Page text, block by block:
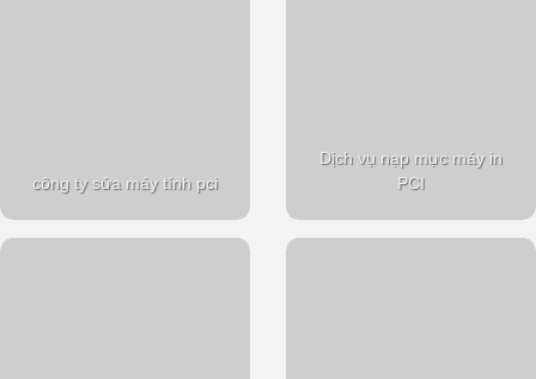
công ty sửa máy tính pci
Dịch vụ nạp mực máy in
PCI